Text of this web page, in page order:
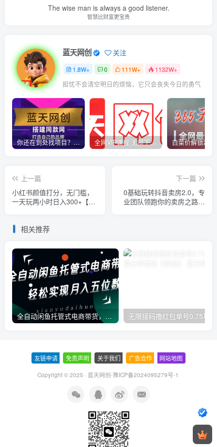
The wise man is always a good listener.
智慧比财富更宝贵
蓝天网创 关注
1.8W+ 0 111W+ 1132W+
担忧不会清空明日的烦恼，它只会丧失今日的勇气
你还在到处找项目？还在当韭菜？我靠卖项目一个月收入5万+，曾经我也是个失败者。 全网VIP课程 无损下载~
上一篇
小红书颜值打分，无门槛，
一天玩两小时日入300+【揭
下一篇
0基础玩转抖音卖房2.0，专
业团队领跑你的卖房之路，
相关推荐
全自动闲鱼托管式电商带货，一部手机和一个闲鱼号就可以开干，轻松实现月入五位数
友链申请 免责声明 关于我们 广告合作 网站地图
Copyright © 2025 · 蓝天网创-豫ICP备2024095279号-1